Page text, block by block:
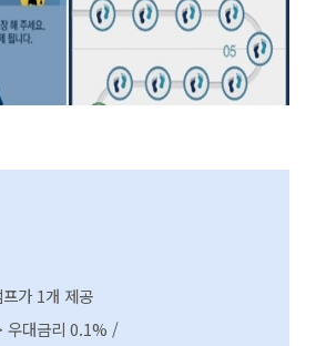
가 1개 제공
우대금리 0.1% /